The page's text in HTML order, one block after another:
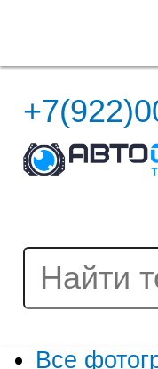
Все